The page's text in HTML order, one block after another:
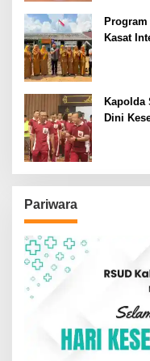
Kasat
Kapolda
Dini
Pariwara